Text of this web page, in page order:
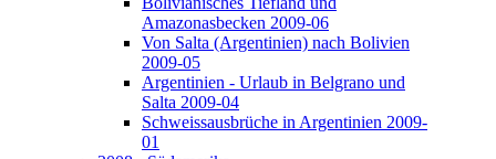
Amazonasbecken 2009-06
Von Salta (Argentinien) nach Bolivien
2009-05
Argentinien - Urlaub in Belgrano und
Salta 2009-04
Schweissausbrüche in Argentinien 2009-
01